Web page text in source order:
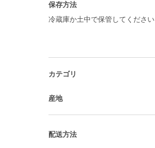
保存方法
冷蔵庫か土中で保管してください
カテゴリ
産地
配送方法